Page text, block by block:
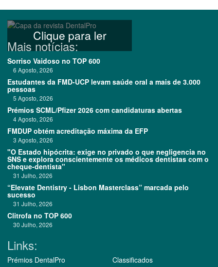
Clique para ler
Mais notícias:
Sorriso Vaidoso no TOP 600
6 Agosto, 2026
Estudantes da FMD-UCP levam saúde oral a mais de 3.000
pessoas
5 Agosto, 2026
Prémios SCML/Pfizer 2026 com candidaturas abertas
4 Agosto, 2026
FMDUP obtém acreditação máxima da EFP
3 Agosto, 2026
"O Estado hipócrita: exige no privado o que negligencia no
SNS e explora conscientemente os médicos dentistas com o
cheque-dentista"
31 Julho, 2026
“Elevate Dentistry - Lisbon Masterclass” marcada pelo
sucesso
31 Julho, 2026
Clitrofa no TOP 600
30 Julho, 2026
Links:
Prémios DentalPro Classificados